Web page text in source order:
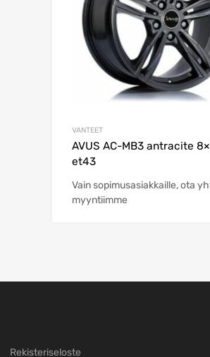
VANTEET
AVUS AC-MB3 antracite
et43
Vain sopimusasiakkaille, ota
myyntiimme
Rekisteriseloste